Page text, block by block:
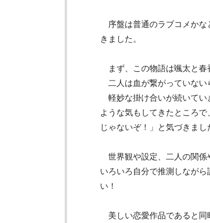
序盤は普通のラブコメか
きました。
まず、この物語は颯太と春
二人は血が繋がっていない
軽妙な掛け合いが続いてい
ような気もしてきたところ
じゃないぞ！」と気づきまし
世界観や設定、二人の関係
いろいろ自分で推測しなが
い！
美しい恋愛作品であると同